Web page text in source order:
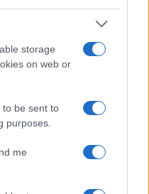
storage
on web or
to be sent to
purposes.
me
2026